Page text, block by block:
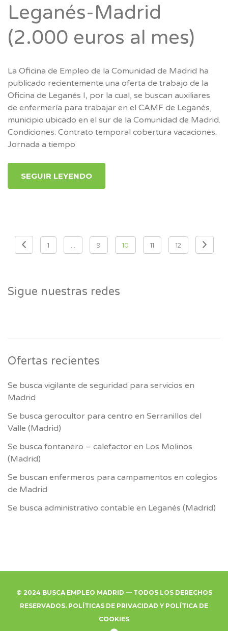
Leganés-Madrid
(2.000 euros al mes)
La Oficina de Empleo de la Comunidad de Madrid ha
publicado recientemente una oferta de trabajo de la
Oficina de Leganés I, por la cual, se buscan auxiliares
de enfermería para trabajar en el CAMF de Leganés,
municipio ubicado en el sur de la Comunidad de Madrid.
Condiciones: Contrato temporal cobertura vacaciones.
Jornada a tiempo
SEGUIR LEYENDO
Paginación
de
1 9 10 11 12
Sigue nuestras redes
Ofertas recientes
Se busca vigilante de seguridad para servicios en
Madrid
Se busca gerocultor para centro en Serranillos del
Valle (Madrid)
Se busca fontanero – calefactor en Los Molinos
(Madrid)
Se buscan enfermeros para campamentos en colegios
de Madrid
Se busca administrativo contable en Leganés (Madrid)
© 2024 BUSCA EMPLEO MADRID — TODOS LOS DERECHOS
RESERVADOS. POLÍTICAS DE PRIVACIDAD Y POLÍTICA DE
COOKIES